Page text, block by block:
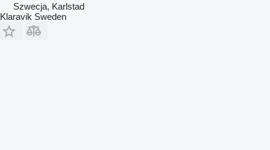
Szwecja, Karlstad
Klaravik Sweden